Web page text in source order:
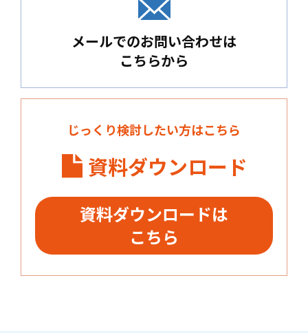
メールでのお問い合わせは
こちらから
じっくり検討したい方はこちら
資料ダウンロード
資料ダウンロードは
こちら